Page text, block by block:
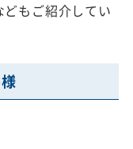
もご紹介してい